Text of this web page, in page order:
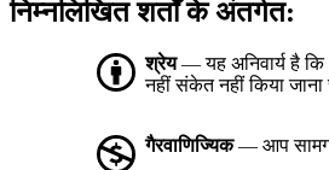
निम्नलिखित शर्तों के अंतर्गत:
श्रेय— यह अनिवार्य है
नहीं संकेत नहीं किया जाना
गैरवाणिज्यिक— आप